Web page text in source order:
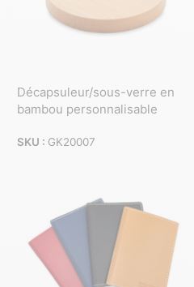
Décapsuleur/sous-verre en
bambou personnalisable
SKU : GK20007